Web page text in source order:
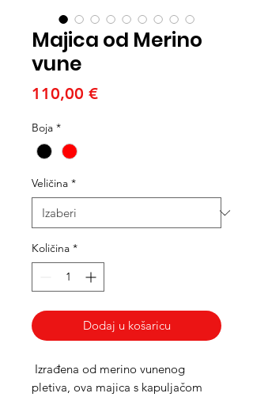
Majica od Merino
vune
110,00 €Cijena
Boja *
Veličina *
Količina *
Dodaj u košaricu
Izrađena od merino vunenog
pletiva, ova majica s kapuljačom